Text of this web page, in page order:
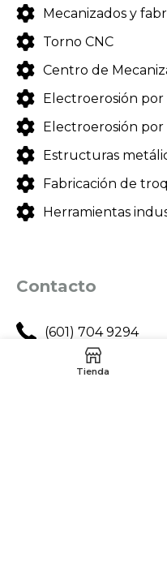
Mecanizados y
Torno CNC
Centro de
Electroerosión por
Electroerosión
Estructuras
Fabricación de
Herramientas
Contacto
(601) 704 9294
321 335 0104
Tienda